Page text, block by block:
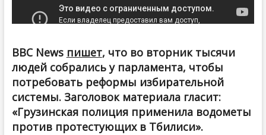
BBC News пишет, что во вторник тысячи
людей собрались у парламента, чтобы
потребовать реформы избирательной
системы. Заголовок материала гласит:
«Грузинская полиция применила водометы
против протестующих в Тбилиси».